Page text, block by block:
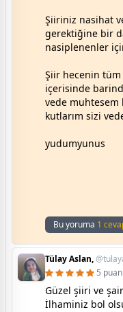
Şiiriniz nasihat
gerektiğine bir
nasiplenenler
Şiir hecenin tüm
içerisinde
vede muhtesem
kutlarım sizi
yudumyunus
Bu yoruma 1
Tülay Aslan,
5
Güzel şiiri ve
İlhaminiz bol